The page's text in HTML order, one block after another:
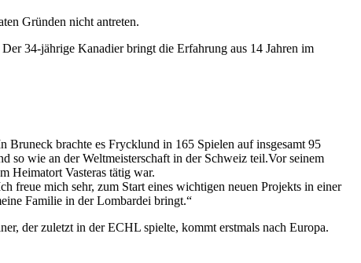
Gründen nicht antreten.
34-jährige Kanadier bringt die Erfahrung aus 14 Jahren im
brachte es Frycklund in 165 Spielen auf insgesamt 95
so wie an der Weltmeisterschaft in der Schweiz teil.Vor seinem
Heimatort Vasteras tätig war.
freue mich sehr, zum Start eines wichtigen neuen Projekts in einer
Familie in der Lombardei bringt.“
der zuletzt in der ECHL spielte, kommt erstmals nach Europa.